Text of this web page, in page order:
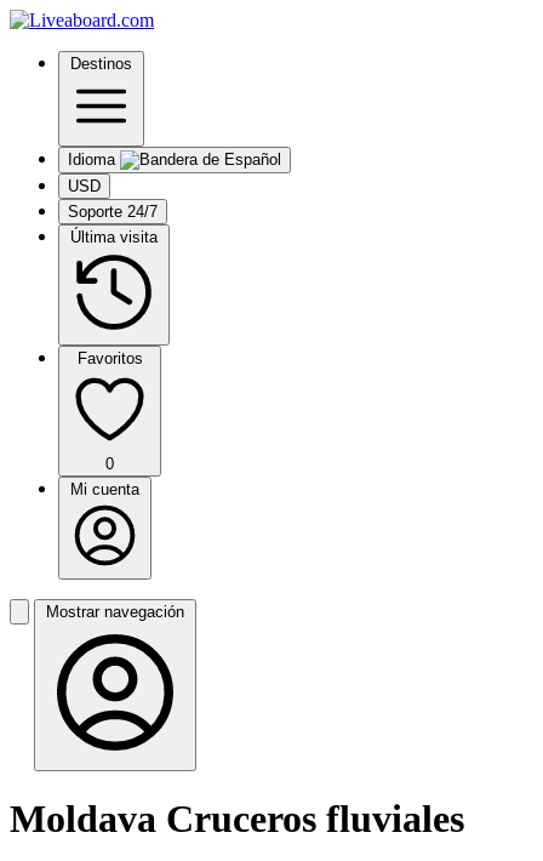
Destinos
Idioma
USD
Soporte 24/7
Última visita
Favoritos
0
Mi cuenta
Mostrar navegación
Moldava Cruceros fluviales